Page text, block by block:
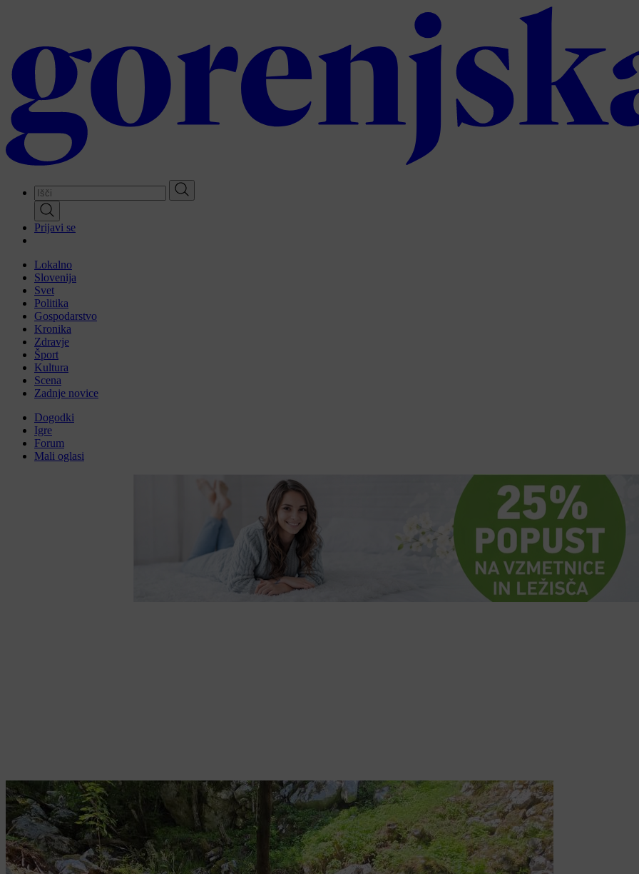
content
Prijavi se
Lokalno
Slovenija
Svet
Politika
Gospodarstvo
Kronika
Zdravje
Šport
Kultura
Scena
Zadnje novice
Dogodki
Igre
Forum
Mali oglasi